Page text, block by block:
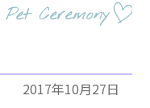
2017年10月27日